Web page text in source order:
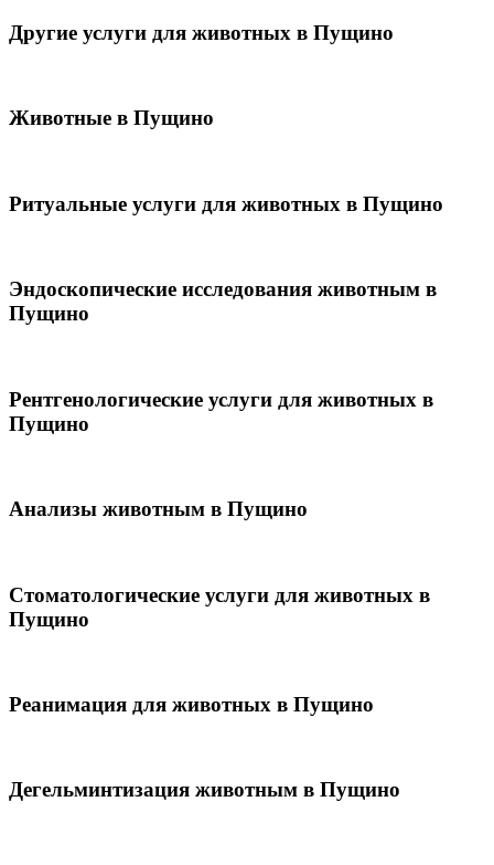
Другие услуги для животных в Пущино
Животные в Пущино
Ритуальные услуги для животных в Пущино
Эндоскопические исследования животным в
Пущино
Рентгенологические услуги для животных в
Пущино
Анализы животным в Пущино
Стоматологические услуги для животных в
Пущино
Реанимация для животных в Пущино
Дегельминтизация животным в Пущино